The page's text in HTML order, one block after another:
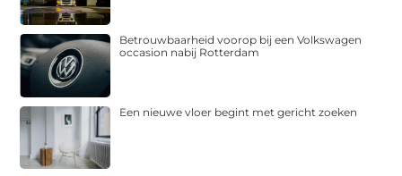
Betrouwbaarheid voorop bij een Volkswagen
occasion nabij Rotterdam
Een nieuwe vloer begint met gericht zoeken